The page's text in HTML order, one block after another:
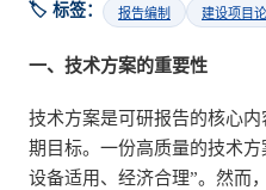
🏷️ 标签： 报告编制 建设项目
一、技术方案的重要性
技术方案是可研报告的核心
期目标。一份高质量的技术
设备适用、经济合理”。然而